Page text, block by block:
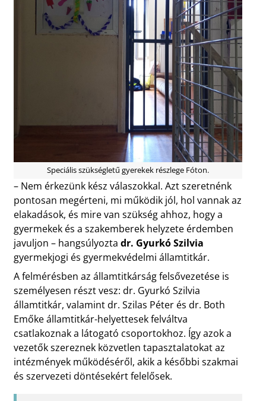
Speciális szükségletű gyerekek részlege Fóton.
– Nem érkezünk kész válaszokkal. Azt szeretnénk
pontosan megérteni, mi működik jól, hol vannak az
elakadások, és mire van szükség ahhoz, hogy a
gyermekek és a szakemberek helyzete érdemben
javuljon – hangsúlyozta dr. Gyurkó Szilvia
gyermekjogi és gyermekvédelmi államtitkár.
A felmérésben az államtitkárság felsővezetése is
személyesen részt vesz: dr. Gyurkó Szilvia
államtitkár, valamint dr. Szilas Péter és dr. Both
Emőke államtitkár-helyettesek felváltva
csatlakoznak a látogató csoportokhoz. Így azok a
vezetők szereznek közvetlen tapasztalatokat az
intézmények működéséről, akik a későbbi szakmai
és szervezeti döntésekért felelősek.